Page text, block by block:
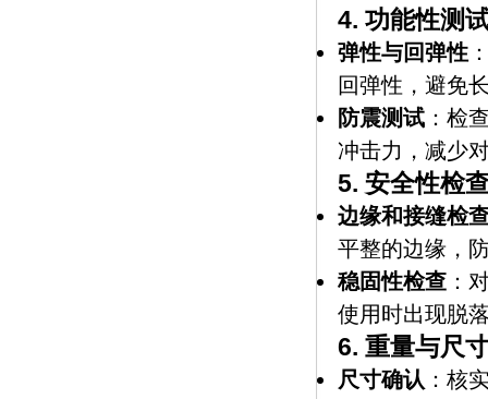
4. 功能性测
弹性与回弹性
回弹性，避免
防震测试 ：检
冲击力，减少
5. 安全性检
边缘和接缝检
平整的边缘，
稳固性检查 ：
使用时出现脱
6. 重量与尺
尺寸确认 ：核